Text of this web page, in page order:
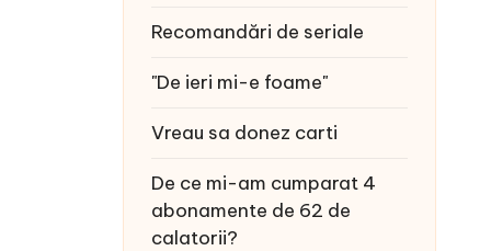
Recomandări de seriale
"De ieri mi-e foame"
Vreau sa donez carti
De ce mi-am cumparat 4
abonamente de 62 de
calatorii?